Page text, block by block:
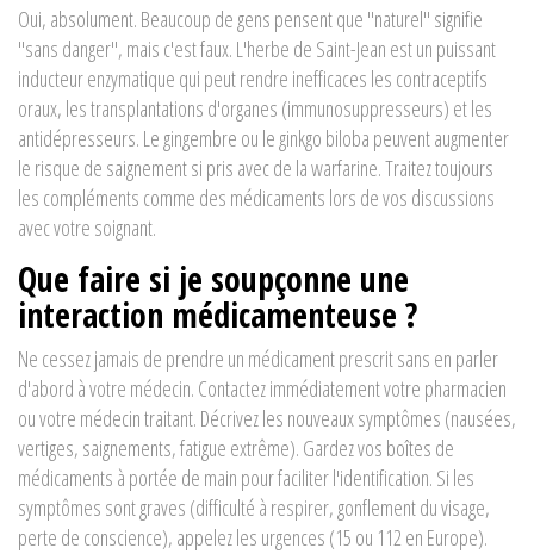
Oui, absolument. Beaucoup de gens pensent que "naturel" signifie
"sans danger", mais c'est faux. L'herbe de Saint-Jean est un puissant
inducteur enzymatique qui peut rendre inefficaces les contraceptifs
oraux, les transplantations d'organes (immunosuppresseurs) et les
antidépresseurs. Le gingembre ou le ginkgo biloba peuvent augmenter
le risque de saignement si pris avec de la warfarine. Traitez toujours
les compléments comme des médicaments lors de vos discussions
avec votre soignant.
Que faire si je soupçonne une
interaction médicamenteuse ?
Ne cessez jamais de prendre un médicament prescrit sans en parler
d'abord à votre médecin. Contactez immédiatement votre pharmacien
ou votre médecin traitant. Décrivez les nouveaux symptômes (nausées,
vertiges, saignements, fatigue extrême). Gardez vos boîtes de
médicaments à portée de main pour faciliter l'identification. Si les
symptômes sont graves (difficulté à respirer, gonflement du visage,
perte de conscience), appelez les urgences (15 ou 112 en Europe).